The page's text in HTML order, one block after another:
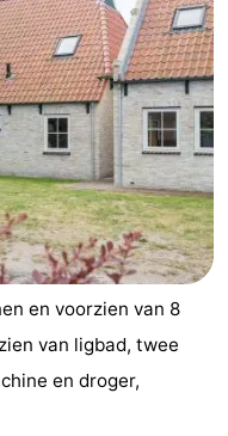
en voorzien van 8
van ligbad, twee
en droger,